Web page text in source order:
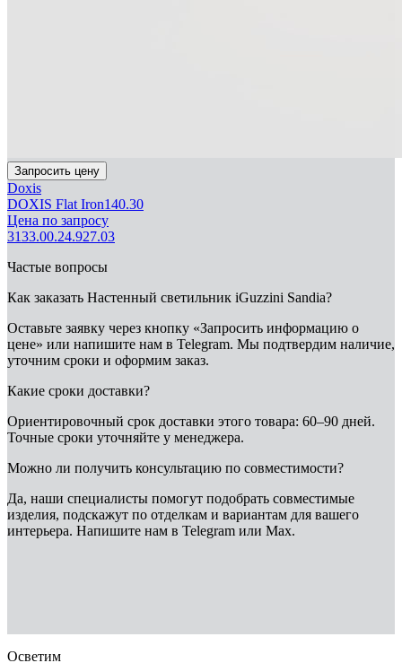
Запросить цену
Doxis
DOXIS Flat Iron140.30
Цена по запросу
3133.00.24.927.03
Частые вопросы
Как заказать Настенный светильник iGuzzini Sandia?
Оставьте заявку через кнопку «Запросить информацию о
цене» или напишите нам в Telegram. Мы подтвердим наличие,
уточним сроки и оформим заказ.
Какие сроки доставки?
Ориентировочный срок доставки этого товара: 60–90 дней.
Точные сроки уточняйте у менеджера.
Можно ли получить консультацию по совместимости?
Да, наши специалисты помогут подобрать совместимые
изделия, подскажут по отделкам и вариантам для вашего
интерьера. Напишите нам в Telegram или Max.
Осветим